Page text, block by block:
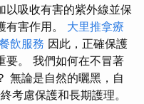
以吸收有害的紫外線並保
有害作用。 大里推拿療
飲服務 因此，正確保護
要。 我們如何在不冒著
無論是自然的曬黑，自
考慮保護和長期護理。